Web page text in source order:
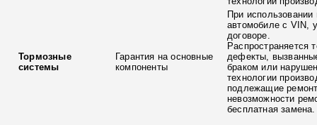
Тормозные
системы
Гарантия на основные
компоненты
При использовании
автомобиле с VIN,
договоре.
Распространяется
дефекты,
браком или
технологии
подлежащие
невозможности
бесплатная замена.